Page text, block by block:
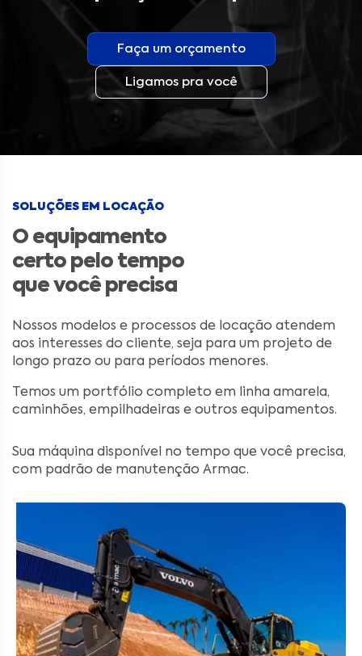
Faça um orçamento
Ligamos pra você
SOLUÇÕES EM LOCAÇÃO
O equipamento
certo pelo tempo
que você precisa
Nossos modelos e processos de locação atendem
aos interesses do cliente, seja para um projeto de
longo prazo ou para períodos menores.
Temos um portfólio completo em linha amarela,
caminhões, empilhadeiras e outros equipamentos.
Sua máquina disponível no tempo que você precisa,
com padrão de manutenção Armac.